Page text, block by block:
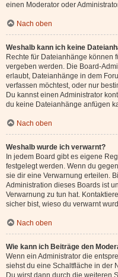
einen Moderator oder
Nach oben
Weshalb kann ich keine
Rechte für Dateianhänge können
vergeben werden. Die Board-
erlaubt, Dateianhänge in dem
verfassen möchtest, oder nur
Du kannst einen Administrator
du keine Dateianhänge anfügen
Nach oben
Weshalb wurde ich verwarnt?
In jedem Board gibt es eigene
festgelegt werden. Wenn du
sie dir eine Verwarnung erteilen.
Administration dieses Boards ist
Verwarnung zu tun hat.
sicher bist, wieso du verwarnt
Nach oben
Wie kann ich Beiträge den
Wenn ein Administrator die
siehst du eine Schaltfläche in der
Du wirst dann durch die weiteren